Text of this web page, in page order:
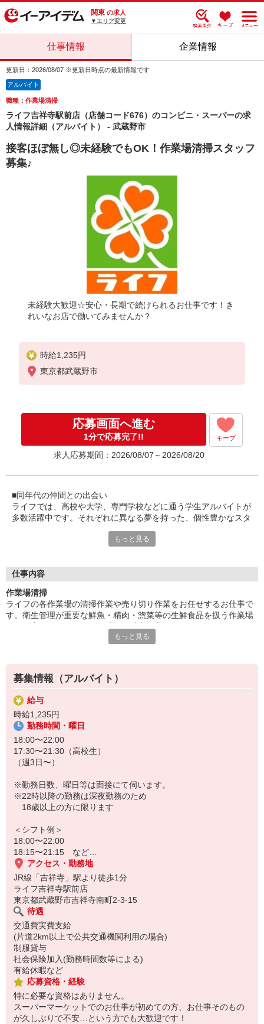
関東 の求人
▼エリア変更
仕事情報 企業情報
更新日：2026/08/07 ※更新日時点の最新情報です
アルバイト
職種：作業場清掃
ライフ吉祥寺駅前店（店舗コード676）のコンビニ・スーパーの求
人情報詳細（アルバイト） - 武蔵野市
接客ほぼ無し◎未経験でもOK！作業場清掃スタッフ
募集♪
未経験大歓迎☆安心・長期で続けられるお仕事です！き
れいなお店で働いてみませんか？
時給1,235円
東京都武蔵野市
応募画面へ進む
1分で応募完了!! キープ
求人応募期間：2026/08/07～2026/08/20
■同年代の仲間との出会い
ライフでは、高校や大学、専門学校などに通う学生アルバイトが
多数活躍中です。それぞれに異なる夢を持った、個性豊かなスタ
す。休日に一緒に遊ぶ友達ができることも！同年代の仲間からい
■笑顔で働ける職場
アットホームな雰囲気のお店です。長期で活躍するスタッフには
お客さまから笑顔でお声がけをいただくことも。最初は、覚えて
いただく作業が多く感じるかもしれませんが、難しいお仕事はあ
りませんので、どなたでも楽しく働くことができます。
もっと見る
仕事内容
作業場清掃
ライフの各作業場の清掃作業や売り切り作業をお任せするお仕事で
す。衛生管理が重要な鮮魚・精肉・惣菜等の生鮮食品を扱う作業場
作業のコツなど、先輩が一から慣れるまで指導を行いますので、未
もっと見る
募集情報（アルバイト）
給与
時給1,235円
勤務時間・曜日
18:00〜22:00
17:30〜21:30（高校生）
（週3日〜）
※勤務日数、曜日等は面接にて伺います。
※22時以降の勤務は深夜勤務のため
18歳以上の方に限ります
＜シフト例＞
18:00〜22:00
18:15〜21:15 など…
アクセス・勤務地
JR線「吉祥寺」駅より徒歩1分
ライフ吉祥寺駅前店
東京都武蔵野市吉祥寺南町2-3-15
待遇
交通費実費支給
(片道2km以上で公共交通機関利用の場合)
制服貸与
社会保険加入(勤務時間数等による)
有給休暇など
応募資格・経験
特に必要な資格はありません。
スーパーマーケットでのお仕事が初めての方、お仕事そのもの
が久しぶりで不安…という方でも大歓迎です！